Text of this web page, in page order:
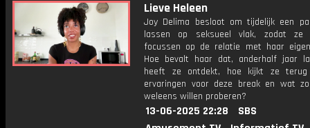
Lieve Heleen
Joy Delima besloot om tijdelijk een
lassen op seksueel vlak, zodat ze
focussen op de relatie met haar
Hoe bevalt haar dat, anderhalf jaar
heeft ze ontdekt, hoe kijkt ze
ervaringen voor deze break en wat
weleens willen proberen?
13-06-2025 22:28
SBS